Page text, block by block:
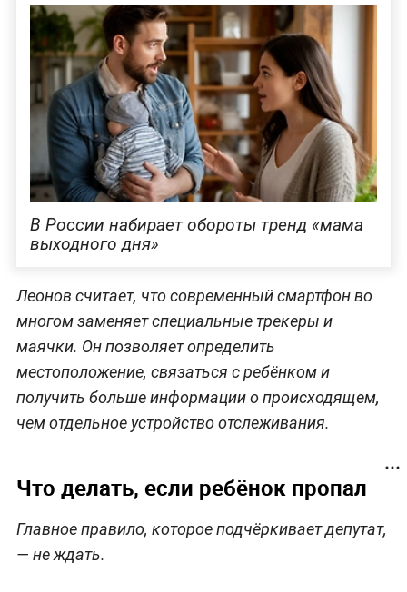
В России набирает обороты тренд «мама
выходного дня»
Леонов считает, что современный смартфон во
многом заменяет специальные трекеры и
маячки. Он позволяет определить
местоположение, связаться с ребёнком и
получить больше информации о происходящем,
чем отдельное устройство отслеживания.
Что делать, если ребёнок пропал
Главное правило, которое подчёркивает депутат,
— не ждать.